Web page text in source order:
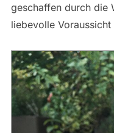
geschaffen durch die
liebevolle Voraussicht